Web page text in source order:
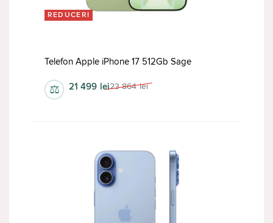
REDUCERI
Telefon Apple iPhone 17 512Gb Sage
23 864 lei
21 499 lei
⚖